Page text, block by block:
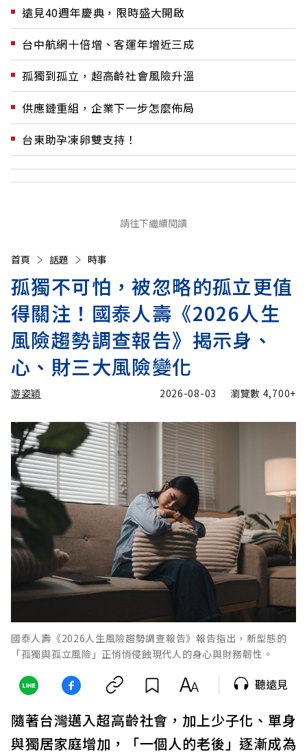
遠見40週年慶典，限時盛大開啟
台中航網十倍增、客運年增近三成
孤獨到孤立，超高齡社會風險升溫
供應鏈重組，企業下一步怎麼佈局
台東助孕凍卵雙支持！
請往下繼續閱讀
首頁 話題 時事
孤獨不可怕，被忽略的孤立更值
得關注！國泰人壽《2026人生
風險趨勢調查報告》揭示身、
心、財三大風險變化
游姿穎 2026-08-03 瀏覽數 4,700+
國泰人壽《2026人生風險趨勢調查報告》報告指出，新型態的
「孤獨與孤立風險」正悄悄侵蝕現代人的身心與財務韌性。
聽遠見
隨著台灣邁入超高齡社會，加上少子化、單身
與獨居家庭增加，「一個人的老後」逐漸成為